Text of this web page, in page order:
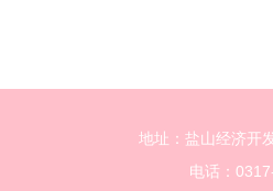
地址：盐山经济开
电话：